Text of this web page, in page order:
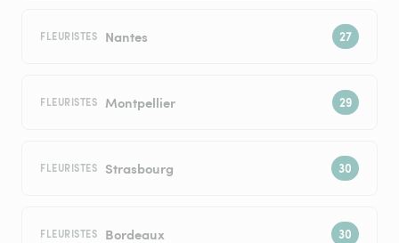
FLEURISTES Nantes
FLEURISTES Montpellier
FLEURISTES Strasbourg
FLEURISTES Bordeaux